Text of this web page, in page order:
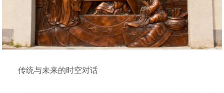
传统与未来的时空对话